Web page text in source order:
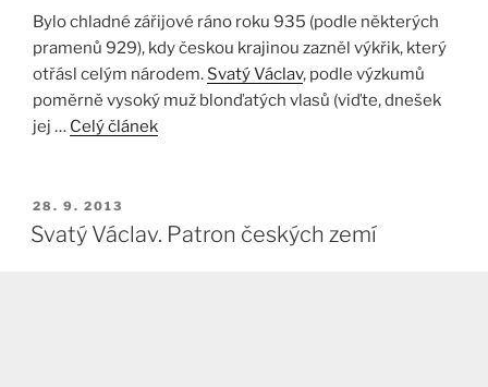
Bylo chladné zářijové ráno roku 935 (podle některých
pramenů 929), kdy českou krajinou zazněl výkřik, který
otřásl celým národem. Svatý Václav, podle výzkumů
poměrně vysoký muž blonďatých vlasů (viďte, dnešek
jej … Celý článek
PUBLIKOVÁNO
28. 9. 2013
Svatý Václav. Patron českých zemí